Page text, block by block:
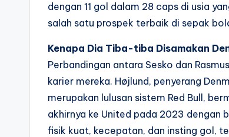
dengan 11 gol dalam 28 caps di usia
salah satu prospek terbaik di sepak
Kenapa Dia Tiba-tiba Disamakan
Perbandingan antara Sesko dan
karier mereka. Højlund, penyerang
merupakan lulusan sistem Red Bull,
akhirnya ke United pada 2023 dengan
fisik kuat, kecepatan, dan insting gol,